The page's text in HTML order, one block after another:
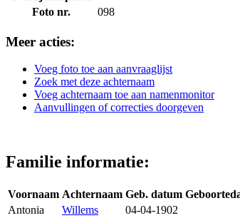
Foto nr.
098
Meer acties:
Voeg foto toe aan aanvraaglijst
Zoek met deze achternaam
Voeg achternaam toe aan namenmonitor
Aanvullingen of correcties doorgeven
Familie informatie:
Voornaam Achternaam Geb. datum
Antonia
Willems 04-04-1902